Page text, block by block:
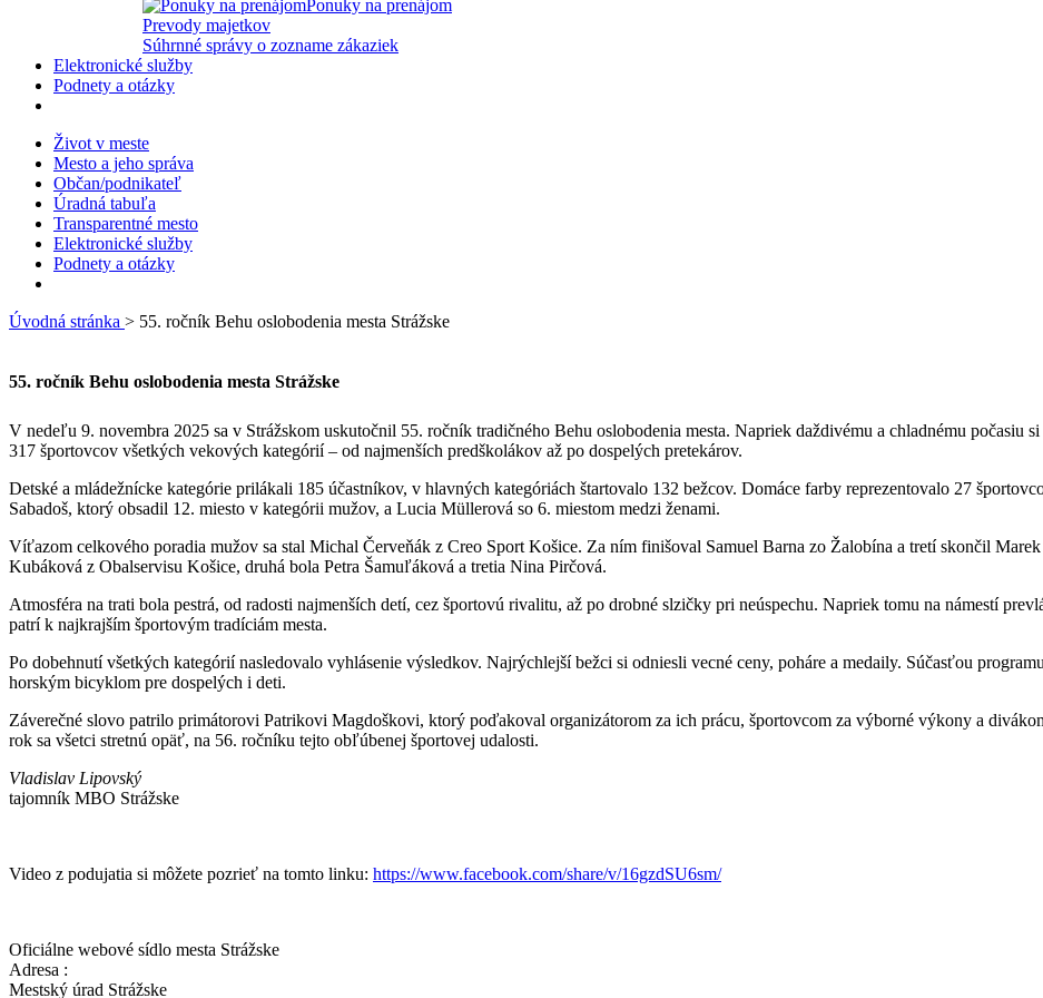
Ponuky na prenájom
Prevody majetkov
Súhrnné správy o zozname zákaziek
Elektronické služby
Podnety a otázky
Život v meste
Mesto a jeho správa
Občan/podnikateľ
Úradná tabuľa
Transparentné mesto
Elektronické služby
Podnety a otázky
Úvodná stránka > 55. ročník Behu oslobodenia mesta Strážske
55. ročník Behu oslobodenia mesta Strážske
V nedeľu 9. novembra 2025 sa v Strážskom uskutočnil 55. ročník tradičného Behu oslobodenia mesta. Napriek daždivému a chladnému
317 športovcov všetkých vekových kategórií – od najmenších predškolákov až po dospelých pretekárov.
Detské a mládežnícke kategórie prilákali 185 účastníkov, v hlavných kategóriách štartovalo 132 bežcov. Domáce farby reprezentovalo 27
Sabadoš, ktorý obsadil 12. miesto v kategórii mužov, a Lucia Müllerová so 6. miestom medzi ženami.
Víťazom celkového poradia mužov sa stal Michal Červeňák z Creo Sport Košice. Za ním finišoval Samuel Barna zo Žalobína a tretí skončil
Kubáková z Obalservisu Košice, druhá bola Petra Šamuľáková a tretia Nina Pirčová.
Atmosféra na trati bola pestrá, od radosti najmenších detí, cez športovú rivalitu, až po drobné slzičky pri neúspechu. Napriek tomu na námestí
patrí k najkrajším športovým tradíciám mesta.
Po dobehnutí všetkých kategórií nasledovalo vyhlásenie výsledkov. Najrýchlejší bežci si odniesli vecné ceny, poháre a medaily. Súčasťou
horským bicyklom pre dospelých i deti.
Záverečné slovo patrilo primátorovi Patrikovi Magdoškovi, ktorý poďakoval organizátorom za ich prácu, športovcom za výborné výkony a
rok sa všetci stretnú opäť, na 56. ročníku tejto obľúbenej športovej udalosti.
Vladislav Lipovský
tajomník MBO Strážske
Video z podujatia si môžete pozrieť na tomto linku: https://www.facebook.com/share/v/16gzdSU6sm/
Oficiálne webové sídlo mesta Strážske
Adresa :
Mestský úrad Strážske